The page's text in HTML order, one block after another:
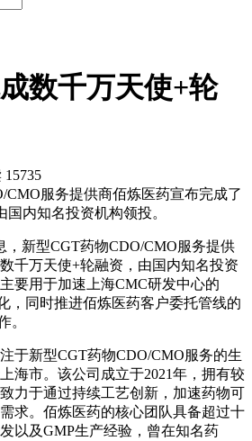
数千万天使+轮
15735
CMO服务提供商佰炼医药宣布完成了
内知名投资机构领投。
新型CGT药物CDO/CMO服务提供
千万天使+轮融资，由国内知名投资
要用于加速上海CMC研发中心的
，同时推进佰炼医药客户委托管线的
。
新型CGT药物CDO/CMO服务的生
海市。该公司成立于2021年，拥有较
力于通过持续工艺创新，加速药物可
求。佰炼医药的核心团队具备超过十
以及GMP生产经验，曾在知名药